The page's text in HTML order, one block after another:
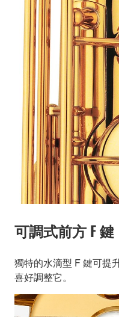
可調式前方 F 鍵
獨特的水滴型 F 鍵可提
喜好調整它。